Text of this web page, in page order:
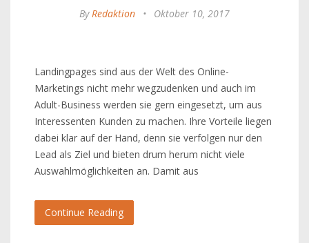
ByRedaktion • Oktober 10, 2017
Landingpages sind aus der Welt des Online-
Marketings nicht mehr wegzudenken und auch im
Adult-Business werden sie gern eingesetzt, um aus
Interessenten Kunden zu machen. Ihre Vorteile liegen
dabei klar auf der Hand, denn sie verfolgen nur den
Lead als Ziel und bieten drum herum nicht viele
Auswahlmöglichkeiten an. Damit aus
Continue Reading